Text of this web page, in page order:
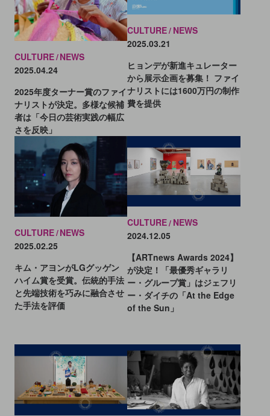
CULTURE NEWS
2025.04.24
2025年度ターナー賞のファイ
ナリストが決定。多様な候補
者は「今日の芸術実践の幅広
さを反映」
CULTURE NEWS
2025.03.21
ヒョンデが新進キュレーター
から展示企画を募集！ ファイ
ナリストには1600万円の制作
費を提供
CULTURE NEWS
2025.02.25
キム・アヨンがLGグッゲン
ハイム賞を受賞。伝統的手法
と先端技術を巧みに融合させ
た手法を評価
CULTURE NEWS
2024.12.05
【ARTnews Awards 2024】
が決定！「最優秀ギャラリ
ー・グループ賞」はジェフリ
ー・ダイチの「At the Edge
of the Sun」